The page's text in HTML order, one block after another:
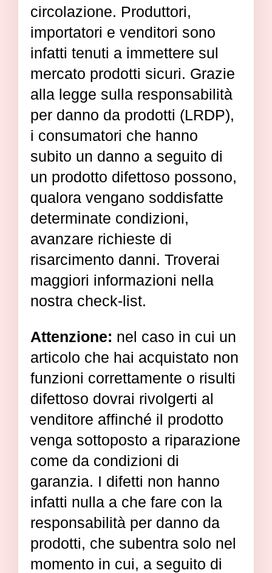
circolazione. Produttori,
importatori e venditori sono
infatti tenuti a immettere sul
mercato prodotti sicuri. Grazie
alla legge sulla responsabilità
per danno da prodotti (LRDP),
i consumatori che hanno
subito un danno a seguito di
un prodotto difettoso possono,
qualora vengano soddisfatte
determinate condizioni,
avanzare richieste di
risarcimento danni. Troverai
maggiori informazioni nella
nostra check-list.
Attenzione: nel caso in cui un
articolo che hai acquistato non
funzioni correttamente o risulti
difettoso dovrai rivolgerti al
venditore affinché il prodotto
venga sottoposto a riparazione
come da condizioni di
garanzia. I difetti non hanno
infatti nulla a che fare con la
responsabilità per danno da
prodotti, che subentra solo nel
momento in cui, a seguito di